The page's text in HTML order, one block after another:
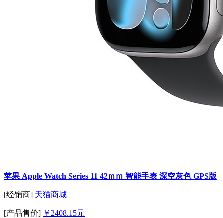
苹果 Apple Watch Series 11 42ｍｍ 智能手表 深空灰色 GPS版
[经销商] 天猫商城
[产品售价] ￥2408.15元